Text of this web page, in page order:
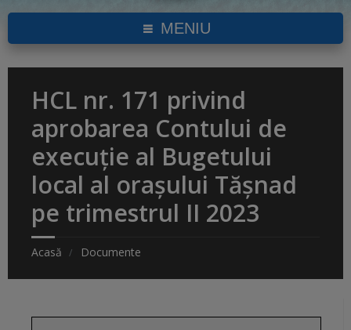
MENIU
HCL nr. 171 privind
aprobarea Contului de
execuţie al Bugetului
local al oraşului Tăşnad
pe trimestrul II 2023
Acasă Documente